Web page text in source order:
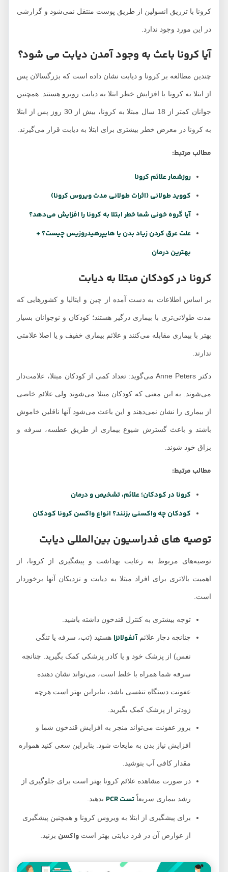
کرونا با تزریق انسولین از طریق پوست منتقل نمی‌شود و گزارشی
در این مورد وجود ندارد.
آیا کرونا باعث به وجود آمدن دیابت می شود؟
چندین مطالعه بر کرونا و دیابت نشان داده است که بزرگسالان پس
از ابتلا به کرونا با افزایش خطر ابتلا به دیابت روبرو هستند. همچنین
جوانان کمتر از 18 سال مبتلا به کرونا، بیش از 30 روز پس از ابتلا
به کرونا در معرض خطر بیشتری برای ابتلا به دیابت قرار می‌گیرند.
مطالب مرتبط:
روزشمار علائم کرونا
کووید طولانی (اثرات طولانی مدت ویروس کرونا)
آیا گروه خونی شما خطر ابتلا به کرونا را افزایش می‌دهد؟
علت عرق کردن زیاد بدن یا هایپرهیدروزیس چیست؟ +
بهترین درمان
کرونا در کودکان مبتلا به دیابت
بر اساس اطلاعات به دست آمده از چین و ایتالیا و کشورهایی که
مدت طولانی‌تری با بیماری درگیر هستند؛ کودکان و نوجوانان بسیار
بهتر با بیماری مقابله می‌کنند و علائم بیماری خفیف و یا اصلا علامتی
ندارند.
دکتر Anne Peters می‌گوید: تعداد کمی از کودکان مبتلا، علامت‌دار
می‌شوند. به این معنی که کودکان مبتلا می‌شوند ولی علائم خاصی
از بیماری را نشان نمی‌دهند و این باعث می‌شود آنها ناقلین خاموش
باشند و باعث گسترش شیوع بیماری از طریق عطسه، سرفه و
بزاق خود شوند.
مطالب مرتبط:
کرونا در کودکان؛ علائم، تشخیص و درمان
کودکان چه واکسنی بزنند؟ انواع واکسن کرونا کودکان
توصیه های فدراسیون بین‌المللی دیابت
توصیه‌های مربوط به رعایت بهداشت و پیشگیری از کرونا، از
اهمیت بالاتری برای افراد مبتلا به دیابت و نزدیکان آنها برخوردار
است.
توجه بیشتری به کنترل قندخون داشته باشید.
چنانچه دچار علائمآنفولانزاهستید (تب، سرفه یا تنگی
نفس) از پزشک خود و یا کادر پزشکی کمک بگیرید. چنانچه
سرفه شما همراه با خلط است، می‌تواند نشان دهنده
عفونت دستگاه تنفسی باشد، بنابراین بهتر است هرچه
زودتر از پزشک کمک بگیرید.
بروز عفونت می‌تواند منجر به افزایش قندخون شما و
افزایش نیاز بدن به مایعات شود. بنابراین سعی کنید همواره
مقدار کافی آب بنوشید.
در صورت مشاهده علائم کرونا بهتر است برای جلوگیری از
رشد بیماری سریعاًتست PCR بدهید.
برای پیشگیری از ابتلا به ویروس کرونا و همچنین پیشگیری
از عوارض آن در فرد دیابتی بهتر استواکسنبزنید.